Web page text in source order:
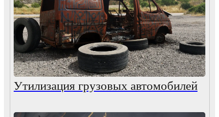
Утилизация грузовых автомобилей